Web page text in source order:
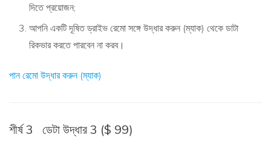
দিতে প্রয়োজন;
আপনি একটি দূষিত ড্রাইভ রেমো সঙ্গে উদ্ধার করুন (ম্যাক) থেকে ডাটা
রিকভার করতে পারবেন না করব।
পান রেমো উদ্ধার করুন (ম্যাক)
শীর্ষ 3 ডেটা উদ্ধার 3 ($ 99)